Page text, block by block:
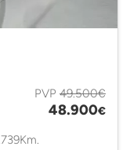
PVP 49.500€
48.900€